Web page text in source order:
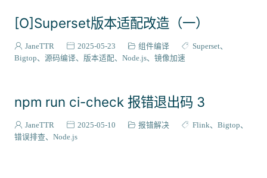
[O]Superset版本适配改造（一）
JaneTTR 2025-05-23 组件编译
Superset
Bigtop
源码编译 版本适配 Node.js 镜像加速
npm run ci-check 报错退出码 3
JaneTTR 2025-05-10 报错解决 Flink
Bigtop
错误排查
Node.js